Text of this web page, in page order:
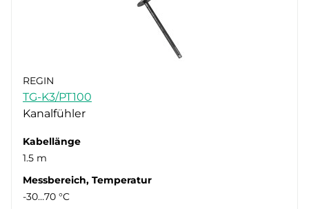
REGIN
TG-K3/PT100
Kanalfühler
Kabellänge
1.5 m
Messbereich, Temperatur
-30…70 °C